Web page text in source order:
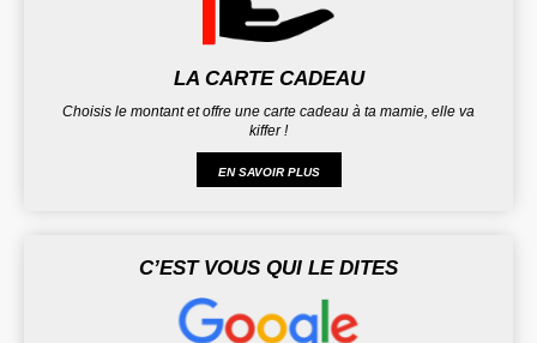
LA CARTE CADEAU
Choisis le montant et offre une carte cadeau à ta mamie, elle va
kiffer !
EN SAVOIR PLUS
C’EST VOUS QUI LE DITES